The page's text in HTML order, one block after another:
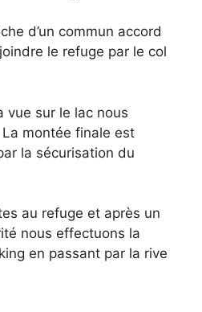
d’un commun accord
le refuge par le col
vue sur le lac nous
montée finale est
la sécurisation du
au refuge et après un
nous effectuons la
en passant par la rive